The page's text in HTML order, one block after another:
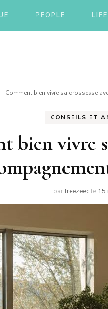
PEOPLE
Comment bien vivre sa grossesse
CONSEILS ET
bien vivre
parfreezeec le 15